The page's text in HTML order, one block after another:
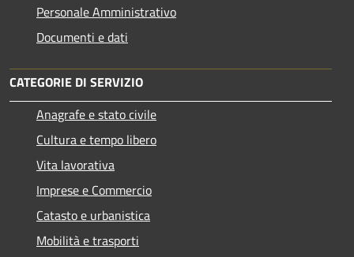
Personale Amministrativo
Documenti e dati
CATEGORIE DI SERVIZIO
Anagrafe e stato civile
Cultura e tempo libero
Vita lavorativa
Imprese e Commercio
Catasto e urbanistica
Mobilità e trasporti